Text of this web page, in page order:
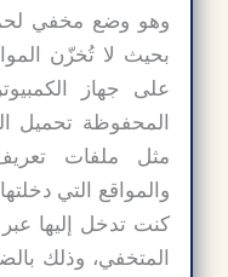
وهو وضع مخفي
بحيث لا تُخزّن
على جهاز
المحفوظة تحميل
مثل ملفات تعريف
والمواقع التي
كنت تدخل إليها